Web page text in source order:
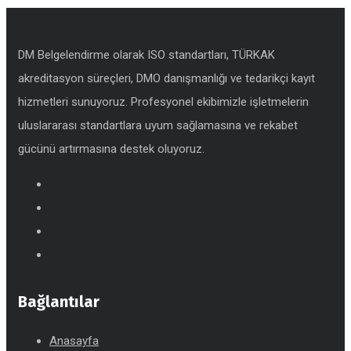
DM Belgelendirme olarak ISO standartları, TÜRKAK
akreditasyon süreçleri, DMO danışmanlığı ve tedarikçi kayıt
hizmetleri sunuyoruz. Profesyonel ekibimizle işletmelerin
uluslararası standartlara uyum sağlamasına ve rekabet
gücünü artırmasına destek oluyoruz.
Bağlantılar
Anasayfa